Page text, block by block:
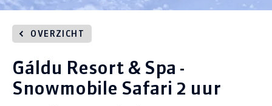
OVERZICHT
Gáldu Resort & Spa -
Snowmobile Safari 2 uur